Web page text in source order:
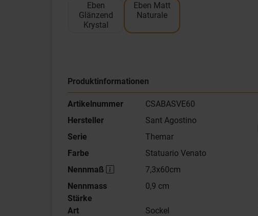
Eben
Glänzend
Krystal
Eben Matt
Naturale
Produktinformationen
Artikelnummer
CSABASVE60
Hersteller
Sant Agostino
Serie
Themar
Farbe
Statuario Venato
Nennmaß
7,3x60cm
Nennmass
Stärke
0,9 cm
Art
Sockel